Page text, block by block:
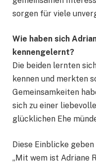
sorgen für viele
Wie haben sich
kennengelernt?
Die beiden lernten
kennen und merkten
Gemeinsamkeiten
sich zu einer
glücklichen Ehe
Diese Einblicke
„Mit wem ist Adriane